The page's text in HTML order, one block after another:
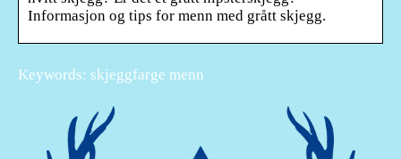
Informasjon og tips for menn med grått skjegg.
Keywords: skjeggfarge menn